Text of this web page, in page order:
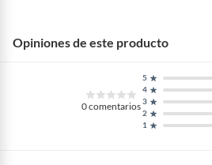
Opiniones de este producto
0comentarios
1
2
3
4
5